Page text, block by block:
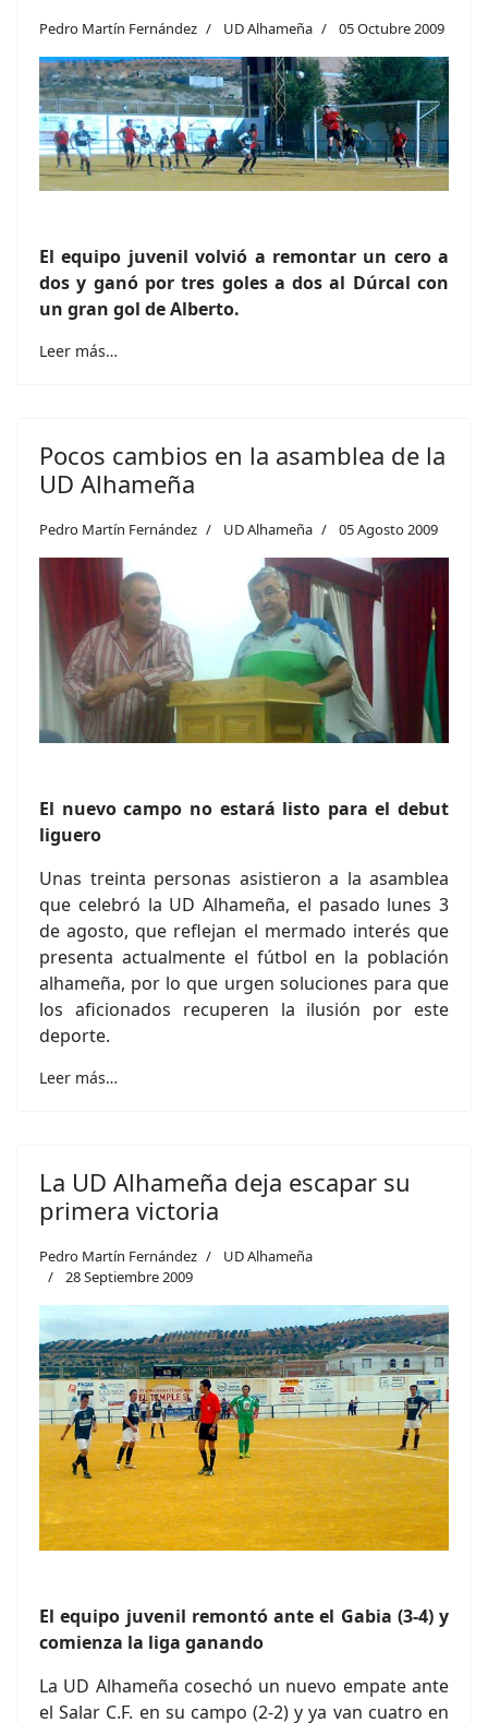
Pedro Martín Fernández UD Alhameña 05 Octubre 2009
El equipo juvenil volvió a remontar un cero a
dos y ganó por tres goles a dos al Dúrcal con
un gran gol de Alberto.
Leer más…
Pocos cambios en la asamblea de la
UD Alhameña
Pedro Martín Fernández UD Alhameña 05 Agosto 2009
El nuevo campo no estará listo para el debut
liguero
Unas treinta personas asistieron a la asamblea
que celebró la UD Alhameña, el pasado lunes 3
de agosto, que reflejan el mermado interés que
presenta actualmente el fútbol en la población
alhameña, por lo que urgen soluciones para que
los aficionados recuperen la ilusión por este
deporte.
Leer más…
La UD Alhameña deja escapar su
primera victoria
Pedro Martín Fernández
UD Alhameña
28 Septiembre 2009
El equipo juvenil remontó ante el Gabia (3-4) y
comienza la liga ganando
La UD Alhameña cosechó un nuevo empate ante
el Salar C.F. en su campo (2-2) y ya van cuatro en